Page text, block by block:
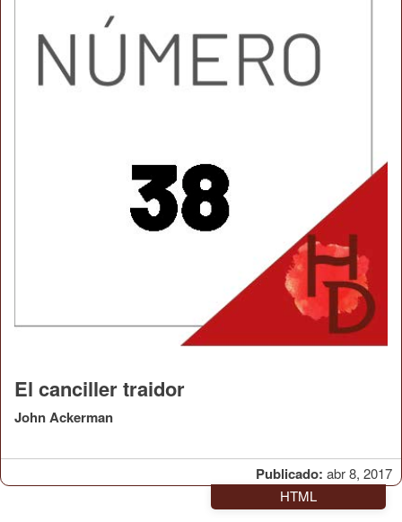
Publicado: abr 8, 2017
El canciller traidor
John Ackerman
HTML